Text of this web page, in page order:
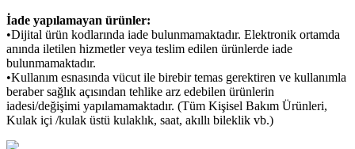
İade yapılamayan ürünler:
•Dijital ürün kodlarında iade bulunmamaktadır. Elektronik ortamda
anında iletilen hizmetler veya teslim edilen ürünlerde iade
bulunmamaktadır.
•Kullanım esnasında vücut ile birebir temas gerektiren ve kullanımla
beraber sağlık açısından tehlike arz edebilen ürünlerin
iadesi/değişimi yapılamamaktadır. (Tüm Kişisel Bakım Ürünleri,
Kulak içi /kulak üstü kulaklık, saat, akıllı bileklik vb.)